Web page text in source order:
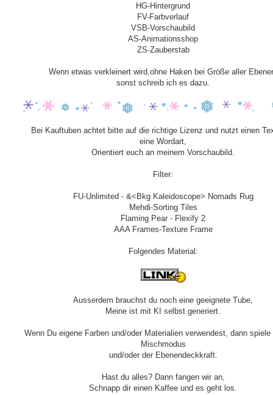
HG-Hintergrund
FV-Farbverlauf
VSB-Vorschaubild
AS-Animationsshop
ZS-Zauberstab
Wenn etwas verkleinert wird,ohne Haken bei Größe aller
sonst schreib ich es dazu.
Bei Kauftuben achtet bitte auf die richtige Lizenz und nutzt einen
eine Wordart,
Orientiert euch an meinem Vorschaubild.
Filter:
FU-Unlimited - &<Bkg Kaleidoscope> Nomads Rug
Mehdi-Sorting Tiles
Flaming Pear - Flexify 2
AAA Frames-Texture Frame
Folgendes Material:
Ausserdem brauchst du noch eine geeignete Tube,
Meine ist mit KI selbst generiert.
Wenn Du eigene Farben und/oder Materialien verwendest, dann
Mischmodus
und/oder der Ebenendeckkraft.
Hast du alles? Dann fangen wir an,
Schnapp dir einen Kaffee und es geht los.